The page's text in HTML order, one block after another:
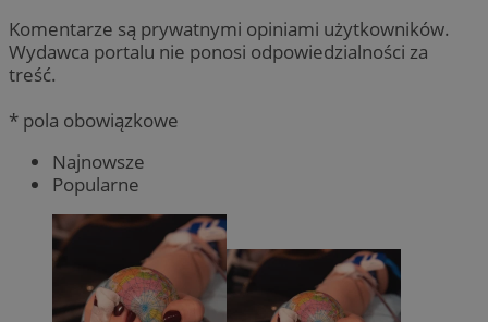
Komentarze są prywatnymi opiniami użytkowników.
Wydawca portalu nie ponosi odpowiedzialności za
treść.
* pola obowiązkowe
Najnowsze
Popularne